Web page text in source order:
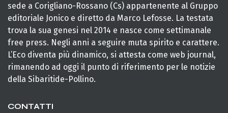
sede a Corigliano-Rossano (Cs) appartenente al Gruppo
editoriale Jonico e diretto da Marco Lefosse. La testata
trova la sua genesi nel 2014 e nasce come settimanale
free press. Negli anni a seguire muta spirito e carattere.
L’Eco diventa più dinamico, si attesta come web journal,
rimanendo ad oggi il punto di riferimento per le notizie
della Sibaritide-Pollino.
CONTATTI